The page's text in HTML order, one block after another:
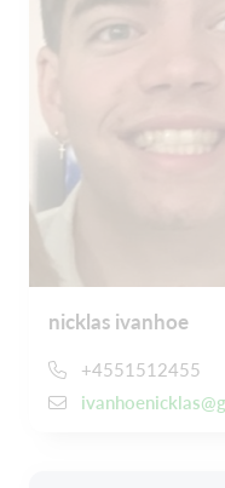
nicklas ivanhoe
+4551512455